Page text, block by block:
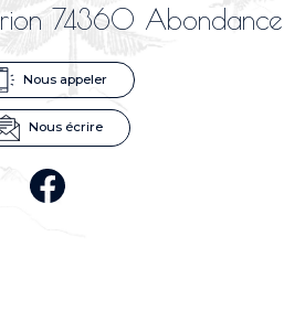
74360 Abondance
Nous appeler
Nous écrire